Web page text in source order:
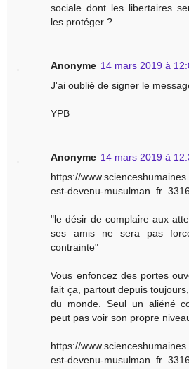
sociale dont les libertaires
les protéger ?
Anonyme 14 mars 2019 à
J'ai oublié de signer le
YPB
Anonyme 14 mars 2019 à
https://
est-devenu-
"le désir de complaire aux
ses amis ne sera pas
contrainte"
Vous enfoncez des portes
fait ça, partout depuis
du monde. Seul un aliéné
peut pas voir son propre
https://
est-devenu-